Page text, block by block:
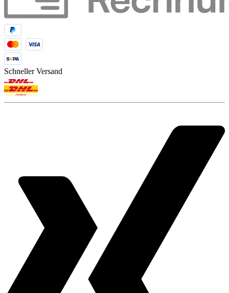
Schneller Versand